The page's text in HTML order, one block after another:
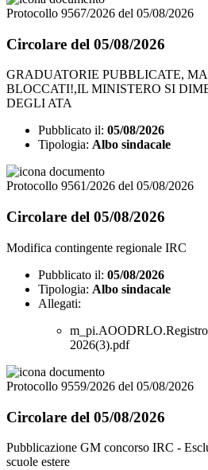
Protocollo 9567/2026 del 05/08/2026
Circolare del 05/08/2026
GRADUATORIE PUBBLICATE,
BLOCCATI!,IL MINISTERO SI
DEGLI ATA
Pubblicato il: 05/08/2026
Tipologia: Albo sindacale
Protocollo 9561/2026 del 05/08/2026
Circolare del 05/08/2026
Modifica contingente regionale IRC
Pubblicato il: 05/08/2026
Tipologia: Albo sindacale
Allegati:
2026(3).pdf
Protocollo 9559/2026 del 05/08/2026
Circolare del 05/08/2026
Pubblicazione GM concorso IRC -
scuole estere